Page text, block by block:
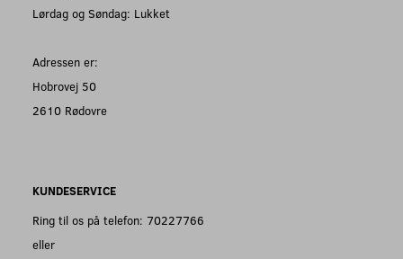
Lørdag og Søndag: Lukket
Adressen er:
Hobrovej 50
2610 Rødovre
KUNDESERVICE
Ring til os på telefon: 70227766
eller